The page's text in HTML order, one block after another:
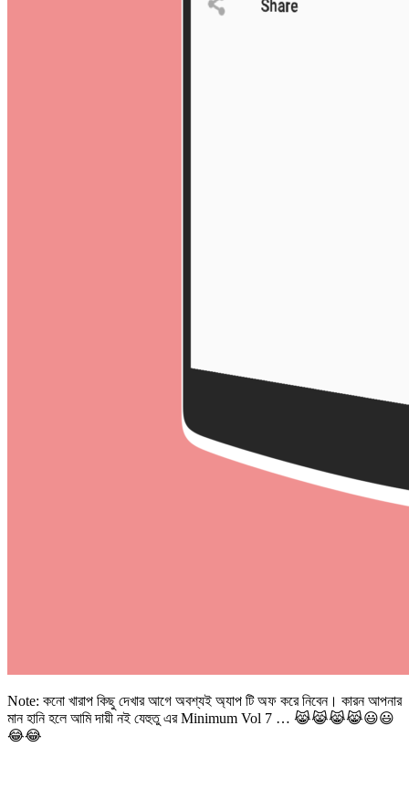
Note: কনো খারাপ কিছু দেখার আগে অবশ্যই অ্যাপ টি অফ করে নিবেন। কারন আপনার
মান হানি হলে আমি দায়ী নই যেহুতু এর Minimum Vol 7 … 😹😹😹😹😃😃
😂😂